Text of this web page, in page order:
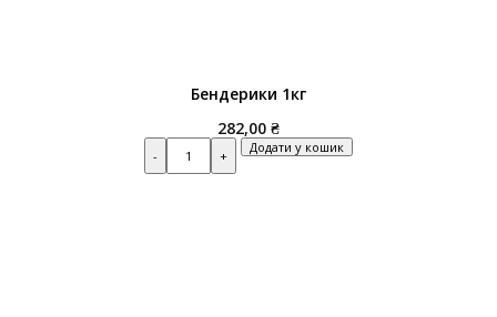
Бендерики 1кг
282,00 ₴
Quantity Додати у кошик